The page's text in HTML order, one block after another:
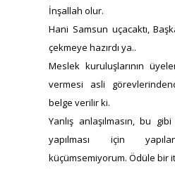
İnşallah olur.
Hani Samsun uçacaktı,
çekmeye hazırdı ya..
Meslek kuruluşlarının
vermesi asli
belge verilir ki.
Yanlış anlaşılmasın, bu
yapılması için
küçümsemiyorum. Ödüle bir